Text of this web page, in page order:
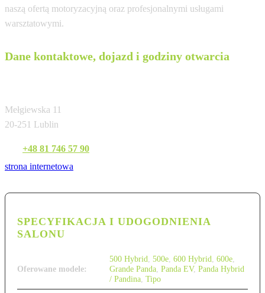
naszą ofertą motoryzacyjną oraz profesjonalnymi usługami
warsztatowymi.
Dane kontaktowe, dojazd i godziny otwarcia
Mełgiewska 11
20-251 Lublin
+48 81 746 57 90
strona internetowa
SPECYFIKACJA I UDOGODNIENIA
SALONU
Oferowane modele:
500 Hybrid 500e 600 Hybrid 600e
Grande Panda Panda EV, Panda Hybrid
/ Pandina Tipo